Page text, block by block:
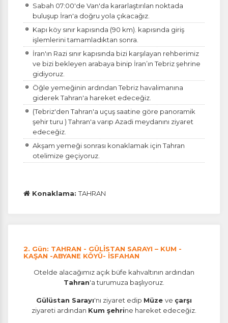
Sabah 07:00'de Van'da kararlaştırılan noktada
buluşup İran'a doğru yola çıkacağız.
Kapı köy sınır kapısında (90 km). kapısında giriş
işlemlerini tamamladıktan sonra.
İran'ın Razi sınır kapısında bizi karşılayan rehberimiz
ve bizi bekleyen arabaya binip İran’ın Tebriz şehrine
gidiyoruz.
Öğle yemeğinin ardından Tebriz havalimanına
giderek Tahran'a hareket edeceğiz.
(Tebriz'den Tahran'a uçuş saatine göre panoramik
şehir turu ) Tahran'a varıp Azadi meydanını ziyaret
edeceğiz.
Akşam yemeği sonrası konaklamak için Tahran
otelimize geçiyoruz.
Konaklama:TAHRAN
2. Gün: TAHRAN - GÜLİSTAN SARAYI – KUM -
KAŞAN -ABYANE KÖYÜ- İSFAHAN
Otelde alacağımız açık büfe kahvaltının ardından
Tahran'a turumuza başlıyoruz.
Gülüstan Sarayı'nı ziyaret edip Müze ve çarşı
ziyareti ardından Kum şehrine hareket edeceğiz.